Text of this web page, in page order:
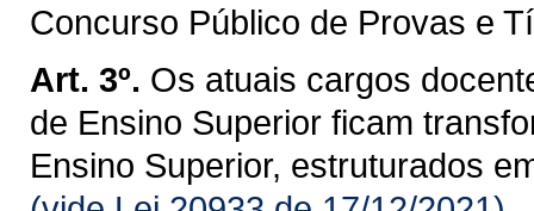
Concurso Público de Provas e
Art. 3º. Os atuais cargos
de Ensino Superior ficam
Ensino Superior, estruturados